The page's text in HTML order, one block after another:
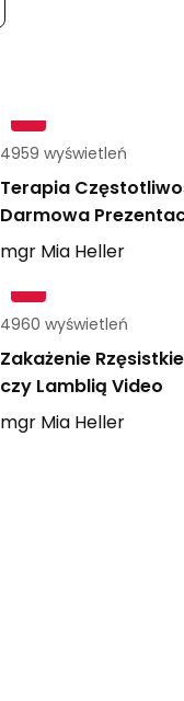
4959 wyświetleń
Terapia
Darmowa
mgr Mia Heller
4960 wyświetleń
Zakażenie
czy Lamblią Video
mgr Mia Heller